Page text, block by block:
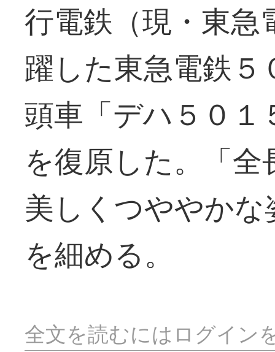
行電鉄（現・東急
躍した東急電鉄
頭車「デハ５０１
を復原した。「
美しくつややか
を細める。
全文を読むにはログイン